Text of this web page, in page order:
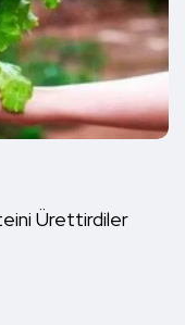
Ürettirdiler